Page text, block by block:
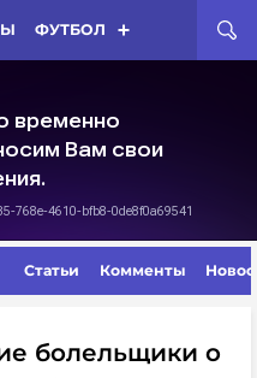
ФУТБОЛ
Статьи Комменты
болельщики о